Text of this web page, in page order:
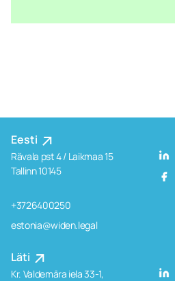
Eesti
Rävala pst 4 / Laikmaa 15
Tallinn 10145
+3726400250
estonia@widen.legal
Läti
Kr. Valdemāra iela 33-1,